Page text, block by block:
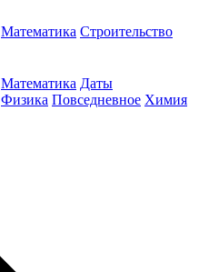
Математика Строительство
Математика Даты
Физика Повседневное Химия